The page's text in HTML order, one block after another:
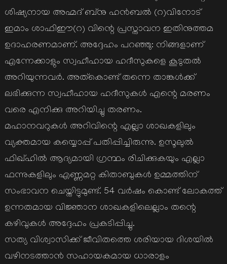
ശിഷ്യനായ അഹ്മദ് ബ്‌നു ഹന്‍ബല്‍ (റ)വിനോട്
ഇമാം ശാഫിഈ(റ) വിന്റെ പ്രസ്താവന ഇതിനുത്തമ
ഉദാഹരണമാണ്. അദ്ദേഹം പറഞ്ഞു: നിങ്ങളാണ്
എന്നേക്കാളും സ്വഹീഹായ ഹദീസുകളെ കൂടുതല്‍
അറിയുന്നവര്‍. അത്‌കൊണ്ട് തന്നെ താങ്കള്‍ക്ക്
ലഭിക്കുന്ന സ്വഹീഹായ ഹദീസുകള്‍ എന്റെ മരണം
വരെ എനിക്കു അറിയിച്ചു തരണം.
മഹാനവറുകള്‍ അറിവിന്റെ എല്ലാ ശാഖകളിലും
വ്യക്തമായ കയ്യൊപ്പ് പതിപ്പിച്ചിരുന്നു. ഉസൂലുല്‍
ഫിഖ്ഹില്‍ ആദ്യമായി ഗ്രന്ഥം രിചിക്കുകയും എല്ലാ
ഫന്നുകളിലും എണ്ണമറ്റ കിതാബുകള്‍ ഉമ്മത്തിന്
സംഭാവന ചെയ്തിട്ടുമുണ്ട്. 54 വര്‍ഷം കൊണ്ട് ലോകത്ത്
ഉന്നതമായ വിജ്ഞാന ശാഖകളിലെല്ലാം തന്റെ
കഴിവുകള്‍ അദ്ദേഹം പ്രകടിപ്പിച്ചു.
സത്യ വിശ്വാസിക്ക് ജീവിതത്തെ ശരിയായ ദിശയില്‍
വഴിനടത്താന്‍ സഹായകമായ ധാരാളം